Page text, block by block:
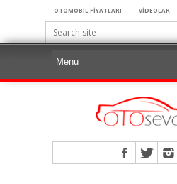
OTOMOBİL FİYATLARI VİDEOLAR